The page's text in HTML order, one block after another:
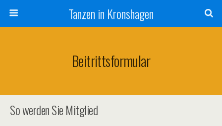
Tanzen in Kronshagen
Beitrittsformular
So werden Sie Mitglied